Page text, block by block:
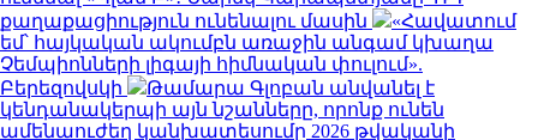
քաղաքացիություն ունենալու մասին
«Հավատում
եմ՝ հայկական ակումբն առաջին անգամ կխաղա
Չեմպիոնների լիգայի հիմնական փուլում».
Բերեզովսկի
Թամարա Գլոբան անվանել է
կենդանակերպի այն նշանները, որոնք ունեն
ամենաուժեղ կանխատեսումը 2026 թվականի